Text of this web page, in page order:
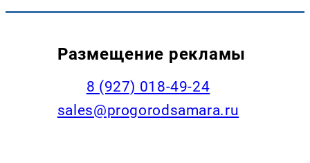
Размещение рекламы
8 (927) 018-49-24
sales@progorodsamara.ru